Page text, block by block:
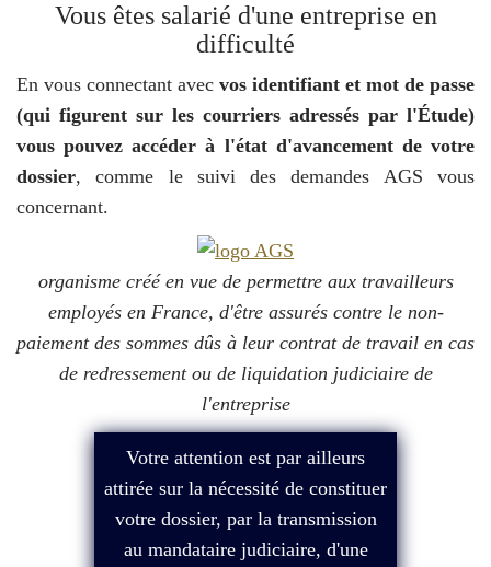
Vous êtes salarié d'une entreprise en
difficulté
En vous connectant avec vos identifiant et mot de passe
(qui figurent sur les courriers adressés par l'Étude)
vous pouvez accéder à l'état d'avancement de votre
dossier, comme le suivi des demandes AGS vous
concernant.
organisme créé en vue de permettre aux travailleurs
employés en France, d'être assurés contre le non-
paiement des sommes dûs à leur contrat de travail en cas
de redressement ou de liquidation judiciaire de
l'entreprise
Votre attention est par ailleurs
attirée sur la nécessité de constituer
votre dossier, par la transmission
au mandataire judiciaire, d'une